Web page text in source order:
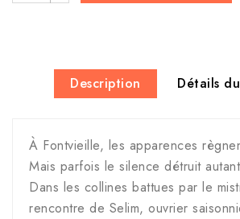
Description Détails
À Fontvieille, les apparences
Mais parfois le silence détruit
Dans les collines battues par le
rencontre de Selim, ouvrier